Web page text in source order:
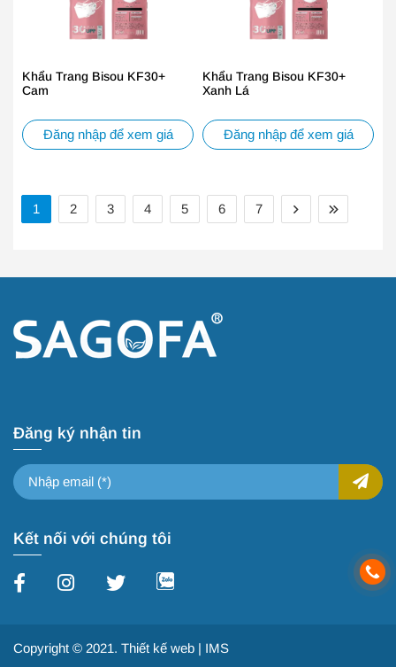
Khẩu Trang Bisou KF30+
Cam
Đăng nhập để xem giá
Khẩu Trang Bisou KF30+
Xanh Lá
Đăng nhập để xem giá
1 2 3 4 5 6 7
Đăng ký nhận tin
Kết nối với chúng tôi
Copyright © 2021. Thiết kế web | IMS